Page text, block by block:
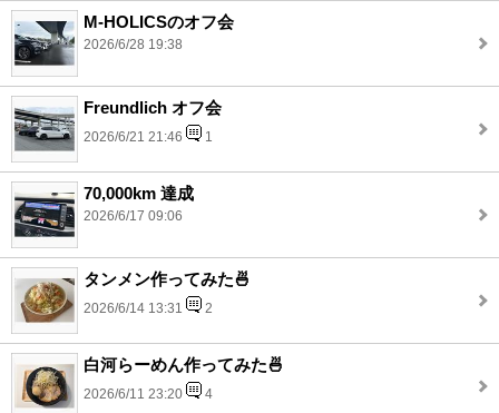
M-HOLICSのオフ会
2026/6/28 19:38
Freundlich オフ会
2026/6/21 21:46 1
70,000km 達成
2026/6/17 09:06
タンメン作ってみた🍜
2026/6/14 13:31 2
白河らーめん作ってみた🍜
2026/6/11 23:20 4